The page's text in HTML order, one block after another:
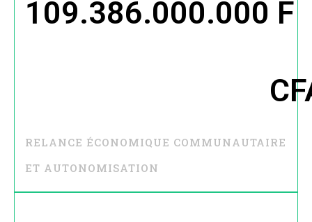
RELANCE ÉCONOMIQUE COMMUNAUTAIRE
ET AUTONOMISATION
109.386.000.000